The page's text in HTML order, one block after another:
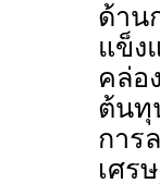
ด้าน
แข็ง
คล่อ
ต้นทุ
การ
เศร